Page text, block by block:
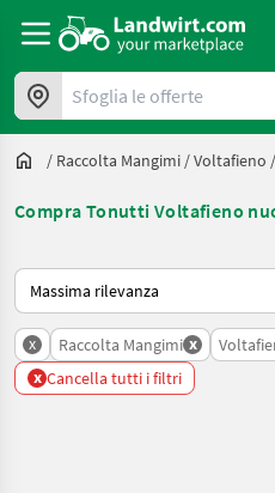
Sfoglia le offerte
/ Raccolta Mangimi /Voltafieno /
Compra Tonutti Voltafieno
Ecco come viene ordinato su
x Raccolta Mangimi x
x Cancella tutti i filtri